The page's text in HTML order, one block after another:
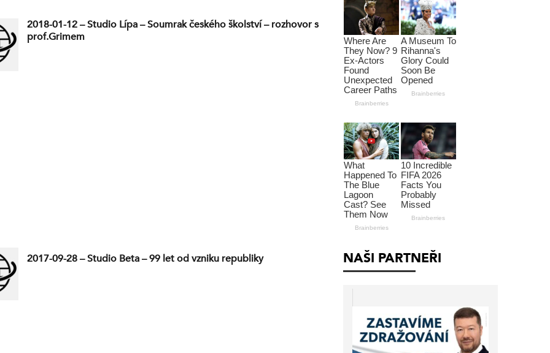
2018-01-12 – Studio Lípa – Soumrak českého školství – rozhovor s
prof.Grimem
2017-09-28 – Studio Beta – 99 let od vzniku republiky NAŠI PARTNEŘI